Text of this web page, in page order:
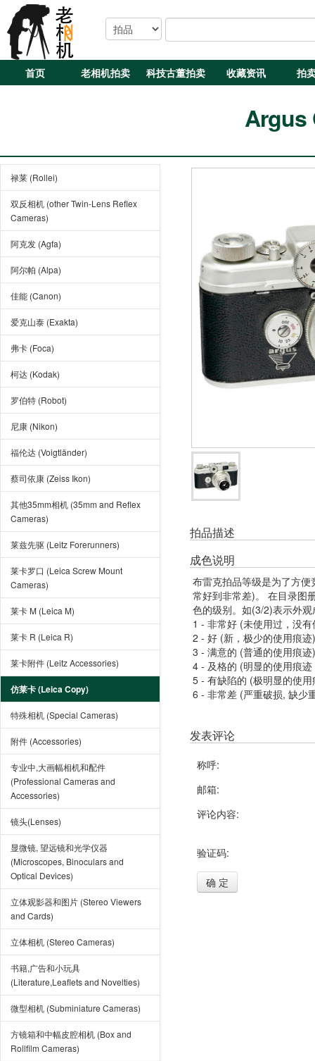
首页 老相机拍卖 科技古董拍卖 收藏资讯 拍
Argus
禄莱 (Rollei)
双反相机 (other Twin-Lens Reflex
Cameras)
阿克发 (Agfa)
阿尔帕 (Alpa)
佳能 (Canon)
爱克山泰 (Exakta)
弗卡 (Foca)
柯达 (Kodak)
罗伯特 (Robot)
尼康 (Nikon)
福伦达 (Voigtländer)
蔡司依康 (Zeiss Ikon)
其他35mm相机 (35mm and Reflex
Cameras)
莱兹先驱 (Leitz Forerunners)
莱卡罗口 (Leica Screw Mount
Cameras)
莱卡 M (Leica M)
莱卡 R (Leica R)
莱卡附件 (Leitz Accessories)
仿莱卡 (Leica Copy)
特殊相机 (Special Cameras)
附件 (Accessories)
专业中,大画幅相机和配件
(Professional Cameras and
Accessories)
镜头(Lenses)
显微镜, 望远镜和光学仪器
(Microscopes, Binoculars and
Optical Devices)
立体观影器和图片 (Stereo Viewers
and Cards)
立体相机 (Stereo Cameras)
书籍,广告和小玩具
(Literature,Leaflets and Novelties)
微型相机 (Subminiature Cameras)
方镜箱和中幅皮腔相机 (Box and
Rollfilm Cameras)
拍品描述
成色说明
布雷克拍品等级是为了方
常好到非常差)。 在目录图
色的级别。如(3/2)表示外
1 - 非常好 (未使用过，没
2 - 好 (新，极少的使用痕迹)
3 - 满意的 (普通的使用痕迹)
4 - 及格的 (明显的使用痕
5 - 有缺陷的 (极明显的使
6 - 非常差 (严重破损, 缺少
发表评论
称呼:
邮箱:
评论内容:
验证码:
确 定